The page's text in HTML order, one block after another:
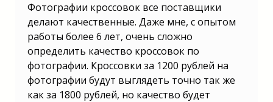
Фотографии кроссовок все поставщики
делают качественные. Даже мне, с опытом
работы более 6 лет, очень сложно
определить качество кроссовок по
фотографии. Кроссовки за 1200 рублей на
фотографии будут выглядеть точно так же
как за 1800 рублей, но качество будет